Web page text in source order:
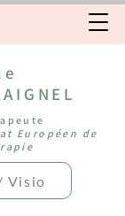
Européen de
Visio